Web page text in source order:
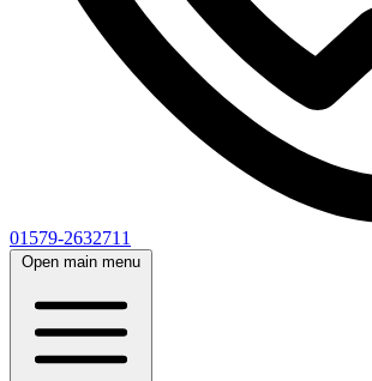
01579-2632711
Open main menu